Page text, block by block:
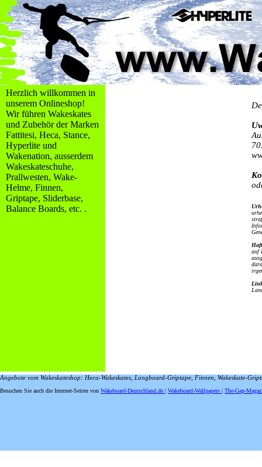
Herzlich willkommen in
unserem Onlineshop!
Wir führen Wakeskates
und Zubehör der Marken
Fattitesi, Heca, Stance,
Hyperlite und
Wakenation, ausserdem
Wakeskateschuhe,
Prallwesten, Wake-
Helme, Finnen,
Griptape, Sliderbase,
Balance Boards, etc. .
auf
Angebote vom Wakeskateshop: Heca-Wakeskates, Longboard-Griptape, Finnen, Wakeskate-
Besuchen Sie auch die Internet-Seiten von Wakeboard-Deutschland.de | Wakeboard-Wallpapers | The-Gap-